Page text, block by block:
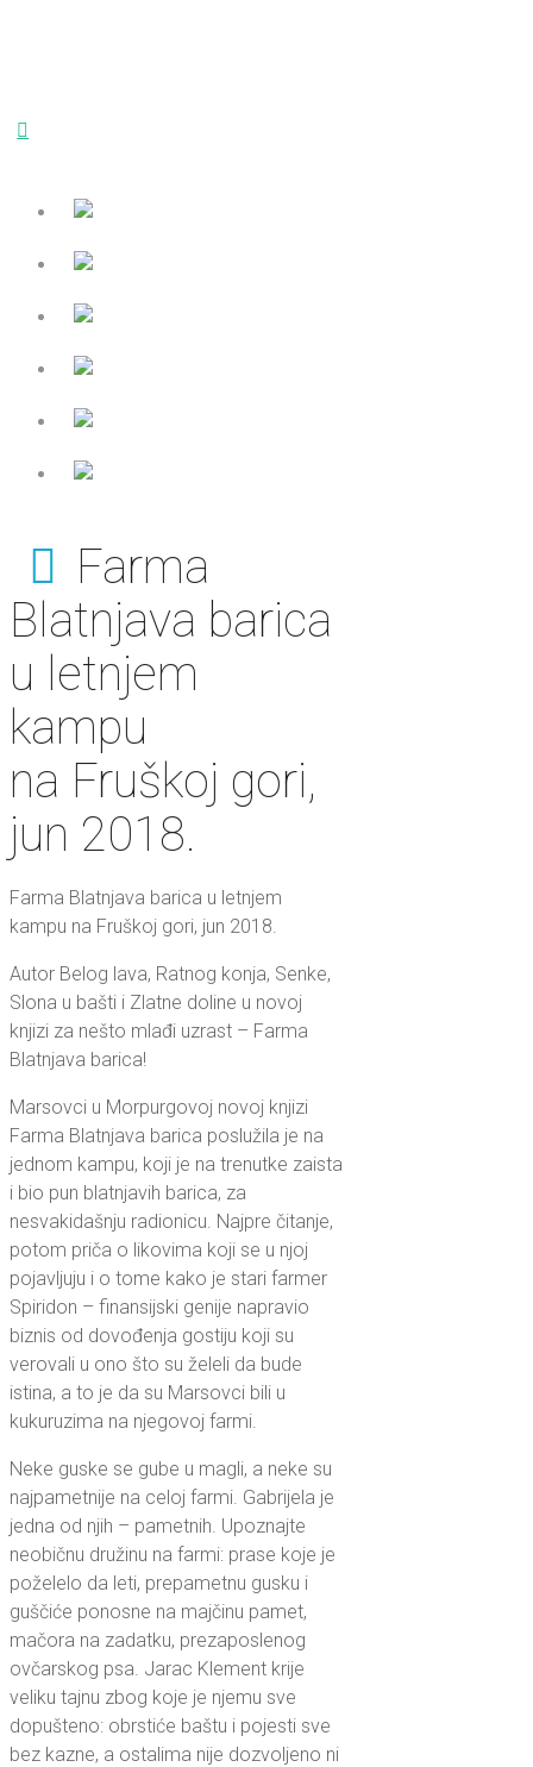
Farma
Blatnjava barica
u letnjem
kampu
na Fruškoj gori,
jun 2018.
Farma Blatnjava barica u letnjem
kampu na Fruškoj gori, jun 2018.
Autor Belog lava, Ratnog konja, Senke,
Slona u bašti i Zlatne doline u novoj
knjizi za nešto mlađi uzrast – Farma
Blatnjava barica!
Marsovci u Morpurgovoj novoj knjizi
Farma Blatnjava barica poslužila je na
jednom kampu, koji je na trenutke zaista
i bio pun blatnjavih barica, za
nesvakidašnju radionicu. Najpre čitanje,
potom priča o likovima koji se u njoj
pojavljuju i o tome kako je stari farmer
Spiridon – finansijski genije napravio
biznis od dovođenja gostiju koji su
verovali u ono što su želeli da bude
istina, a to je da su Marsovci bili u
kukuruzima na njegovoj farmi.
Neke guske se gube u magli, a neke su
najpametnije na celoj farmi. Gabrijela je
jedna od njih – pametnih. Upoznajte
neobičnu družinu na farmi: prase koje je
poželelo da leti, prepametnu gusku i
guščiće ponosne na majčinu pamet,
mačora na zadatku, prezaposlenog
ovčarskog psa. Jarac Klement krije
veliku tajnu zbog koje je njemu sve
dopušteno: obrstiće baštu i pojesti sve
bez kazne, a ostalima nije dozvoljeno ni